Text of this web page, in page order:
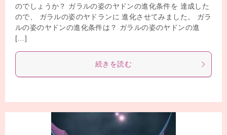
のでしょうか？ ガラルの姿のヤドンの進化条件を 達成した
ので、 ガラルの姿のヤドランに 進化させてみました。 ガラ
ルの姿のヤドンの進化条件は？ ガラルの姿のヤドンの進
[…]
続きを読む